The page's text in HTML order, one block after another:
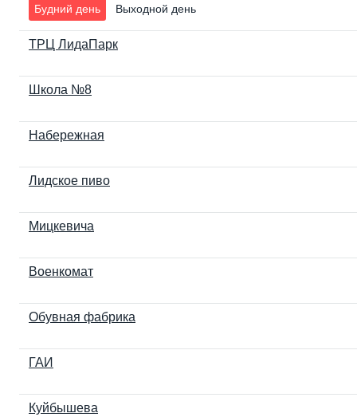
Будний день Выходной день
ТРЦ ЛидаПарк
Школа №8
Набережная
Лидское пиво
Мицкевича
Военкомат
Обувная фабрика
ГАИ
Куйбышева